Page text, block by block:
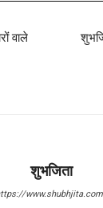
वाले
शुभजिता